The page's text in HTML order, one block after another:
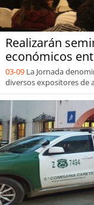
Realizarán
económicos
03-09 La Jornada
diversos expositores de